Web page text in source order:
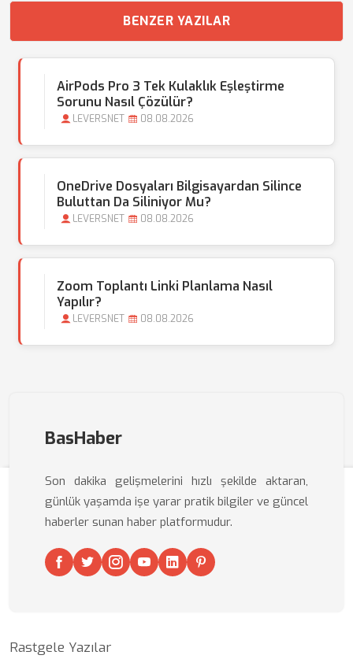
BENZER YAZILAR
AirPods Pro 3 Tek Kulaklık Eşleştirme
Sorunu Nasıl Çözülür?
LEVERSNET 08.08.2026
OneDrive Dosyaları Bilgisayardan Silince
Buluttan Da Siliniyor Mu?
LEVERSNET 08.08.2026
Zoom Toplantı Linki Planlama Nasıl
Yapılır?
LEVERSNET 08.08.2026
BasHaber
Son dakika gelişmelerini hızlı şekilde aktaran,
günlük yaşamda işe yarar pratik bilgiler ve güncel
haberler sunan haber platformudur.
Rastgele Yazılar